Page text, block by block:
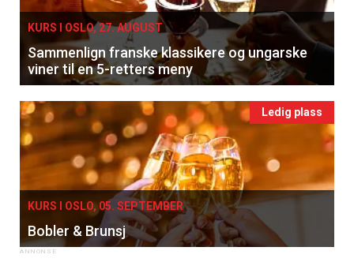
KURS I OSLO, 27. AUGUST
Sammenlign franske klassikere og ungarske
viner til en 5-retters meny
Ledig plass
KURS I OSLO, 05. SEPTEMBER
Bobler & Brunsj